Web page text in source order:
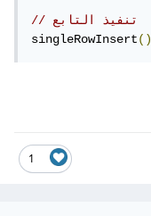
// تنفيذ التابع
singleRowInsert()
1